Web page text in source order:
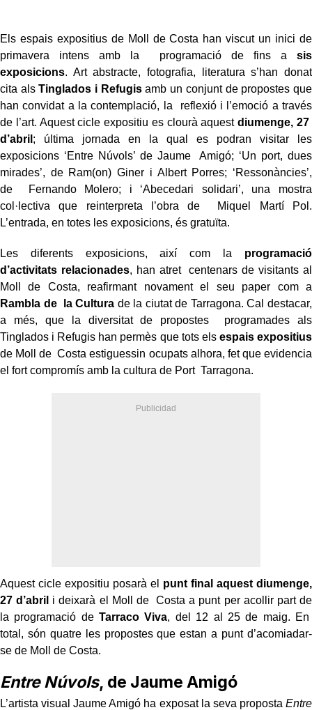
Els espais expositius de Moll de Costa han viscut un inici de
primavera intens amb la programació de fins a sis
exposicions. Art abstracte, fotografia, literatura s’han donat
cita alsTinglados i Refugisamb un conjunt de propostes que
han convidat a la contemplació, la reflexió i l’emoció a través
de l’art. Aquest cicle expositiu es clourà aquestdiumenge, 27
d’abril ; última jornada en la qual es podran visitar les
exposicions ‘Entre Núvols’ de Jaume Amigó; ‘Un port, dues
mirades’, de Ram(on) Giner i Albert Porres; ‘Ressonàncies’,
de Fernando Molero; i ‘Abecedari solidari’, una mostra
col·lectiva que reinterpreta l’obra de Miquel Martí Pol.
L’entrada, en totes les exposicions, és gratuïta.
Les diferents exposicions, així com la programació
d’activitats relacionades, han atret centenars de visitants al
Moll de Costa, reafirmant novament el seu paper com a
Rambla de la Cultura de la ciutat de Tarragona. Cal destacar,
a més, que la diversitat de propostes programades als
Tinglados i Refugis han permès que tots els espais expositius
de Moll de Costa estiguessin ocupats alhora, fet que evidencia
el fort compromís amb la cultura de Port Tarragona.
Aquest cicle expositiu posarà el punt final aquest diumenge,
27 d’abril i deixarà el Moll de Costa a punt per acollir part de
la programació deTarraco Viva, del 12 al 25 de maig. En
total, són quatre les propostes que estan a punt d’acomiadar-
se de Moll de Costa.
Entre Núvols, de Jaume Amigó
L’artista visual Jaume Amigó ha exposat la seva proposta Entre